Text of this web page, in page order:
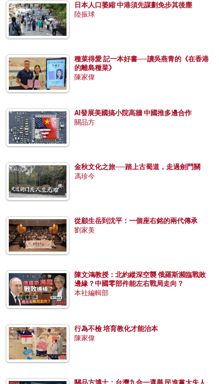
日本人口萎縮 中港須先謀劃免步其後塵
陸振球
種菜得愛 記一本好書──讀吳燕青的《在香港
的離島種菜》
陳家偉
AI發展美國搞小院高牆 中國推多邊合作
關品方
金秋文化之旅──踏上古蜀道，走過劍門關
馮珍今
從顧生岳到沈平：一個座右銘的兩代傳承
劉家美
陳文鴻教授：北約縱深空襲 俄羅斯瀕臨戰敗
邊緣？中國零部件能左右戰局走向？
本社編輯部
行為不檢 培育教化才能治本
陳家偉
關品方博士：台灣九合一選舉 民進黨大失人